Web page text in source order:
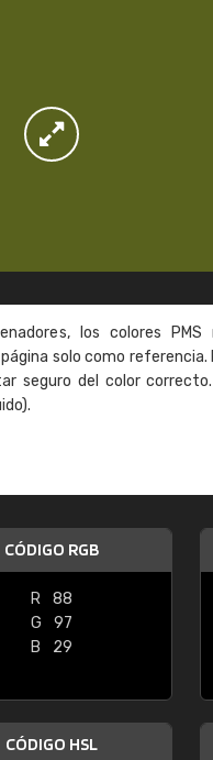
los colores PMS
solo como referencia.
seguro del color
CÓDIGO RGB
R
88
G
97
B
29
CÓDIGO HSL
"Buen